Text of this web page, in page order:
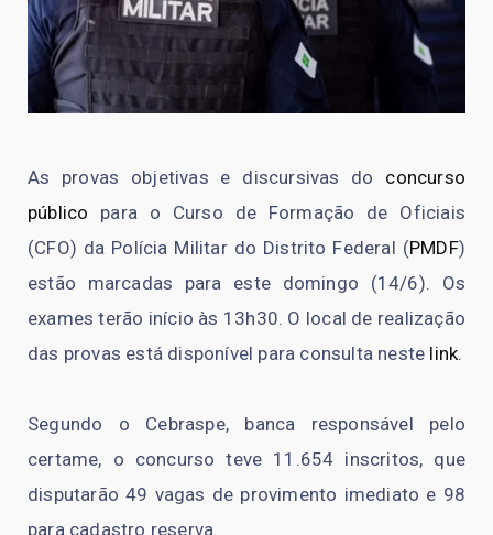
As provas objetivas e discursivas do concurso
público para o Curso de Formação de Oficiais
(CFO) da Polícia Militar do Distrito Federal (PMDF)
estão marcadas para este domingo (14/6). Os
exames terão início às 13h30. O local de realização
das provas está disponível para consulta neste link.
Segundo o Cebraspe, banca responsável pelo
certame, o concurso teve 11.654 inscritos, que
disputarão 49 vagas de provimento imediato e 98
para cadastro reserva.